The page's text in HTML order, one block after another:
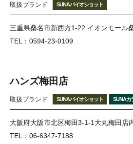
取扱ブランド SUNAバイオショット
三重県桑名市新西方1-22 イオンモール
TEL：0594-23-0109
ハンズ梅田店
取扱ブランド SUNAバイオショット SUNAカ
大阪府大阪市北区梅田3-1-1大丸梅田店
TEL：06-6347-7188